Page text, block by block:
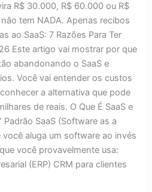
R$ 30.000, R$ 60.000 ou R$
tem NADA. Apenas recibos
ao SaaS: 7 Razões Para Ter
Este artigo vai mostrar por que
abandonando o SaaS e
Você vai entender os custos
a alternativa que pode
de reais. O Que É SaaS e
Padrão SaaS (Software as a
aluga um software ao invés
você provavelmente usa:
(ERP) CRM para clientes